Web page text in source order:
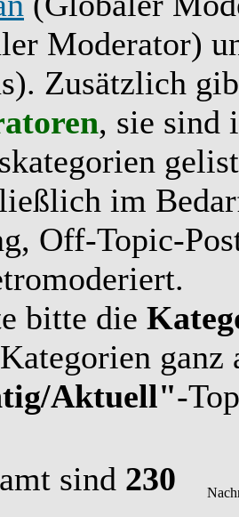
Moderator)
Zusätzlich
, sie sind
im
Off-Topic-
bitte die
ganz
Aktuell"-
sind 230